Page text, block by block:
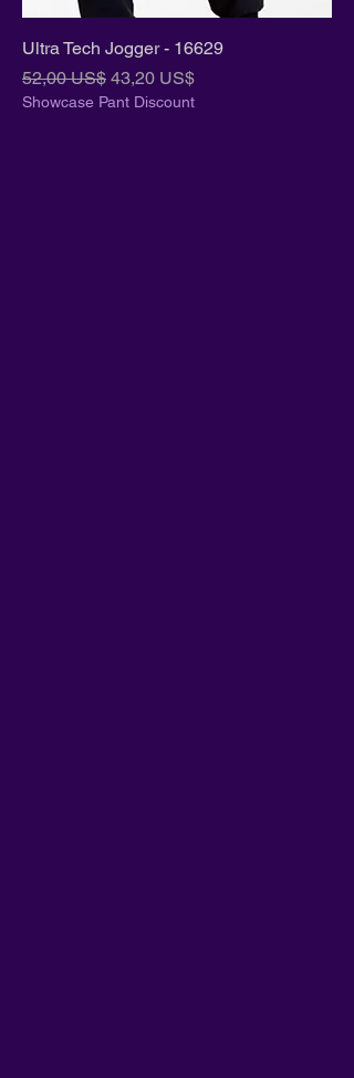
Ultra Tech Jogger - 16629
Precio
52,00 US$ Precio de oferta
43,20 US$
Showcase Pant Discount